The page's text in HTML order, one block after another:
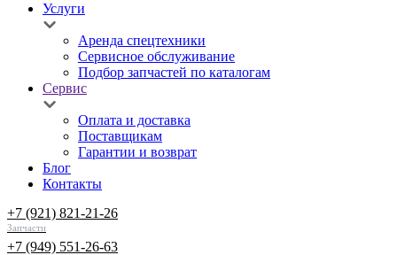
Услуги
Аренда спецтехники
Сервисное обслуживание
Подбор запчастей по каталогам
Сервис
Оплата и доставка
Поставщикам
Гарантии и возврат
Блог
Контакты
+7 (921) 821-21-26
Запчасти
+7 (949) 551-26-63